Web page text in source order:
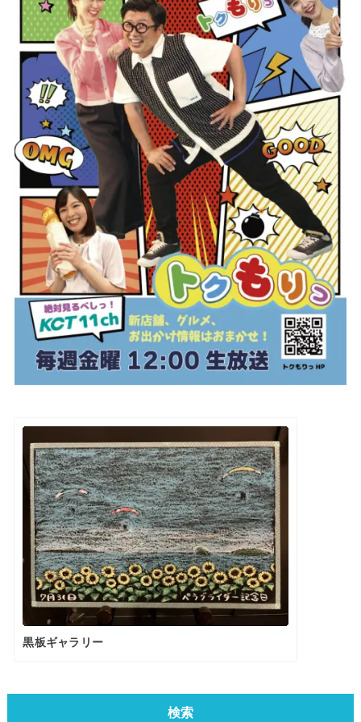
黒板ギャラリー
検索